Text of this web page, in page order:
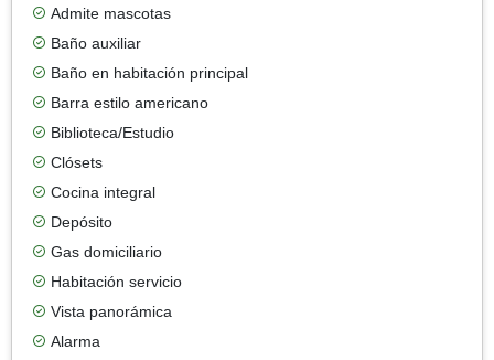
Admite mascotas
Baño auxiliar
Baño en habitación principal
Barra estilo americano
Biblioteca/Estudio
Clósets
Cocina integral
Depósito
Gas domiciliario
Habitación servicio
Vista panorámica
Alarma